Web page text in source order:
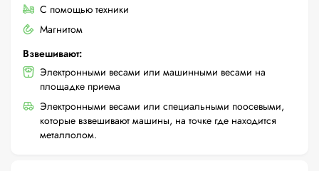
С помощью техники
Магнитом
Взвешивают:
Электронными весами или машинными весами на
площадке приема
Электронными весами или специальными поосевыми,
которые взвешивают машины, на точке где находится
металлолом.